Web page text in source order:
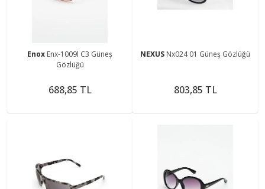
Enox Enx-1009l C3 Güneş
Gözlüğü
688,85 TL
NEXUS Nx024 01 Güneş Gözlüğü
803,85 TL